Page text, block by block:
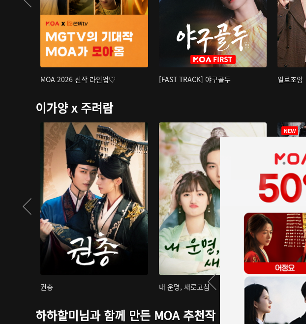
MOA 2026 신작 라인업♡ [FAST TRACK] 야구골두 일로조양
이가양 x 주려람
권총 내 운명, 새로고침
하하할미님과 함께 만든 MOA 추천작